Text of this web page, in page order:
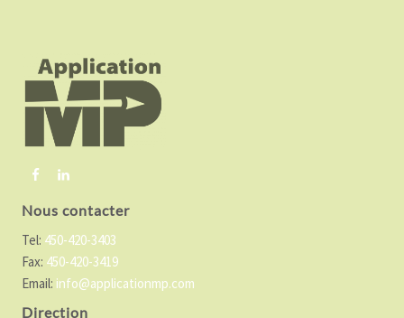
Nous contacter
Tel: 450-420-3403
Fax: 450-420-3419
Email: info@applicationmp.com
Direction